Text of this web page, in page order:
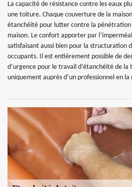
La capacité de résistance contre les eaux
une toiture. Chaque couverture de la
étanchéité pour lutter contre la pénétration
maison. Le confort apporter par
satisfaisant aussi bien pour la structuration
occupants. Il est entièrement possible de
d’urgence pour le travail d’étanchéité de
uniquement auprès d’un professionnel en